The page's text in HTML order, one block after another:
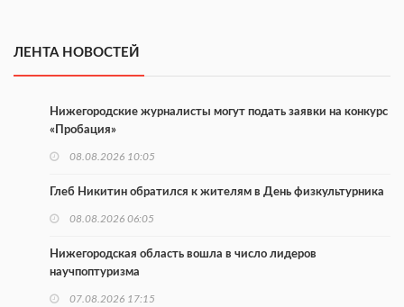
ЛЕНТА НОВОСТЕЙ
Нижегородские журналисты могут подать заявки на конкурс
«Пробация»
08.08.2026 10:05
Глеб Никитин обратился к жителям в День физкультурника
08.08.2026 06:05
Нижегородская область вошла в число лидеров
научпоптуризма
07.08.2026 17:15